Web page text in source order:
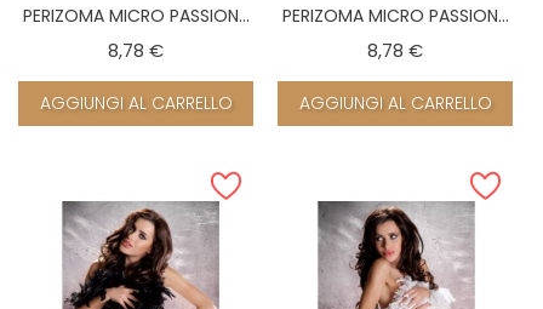
PERIZOMA MICRO PASSION...
8,78 €Prezzo
AGGIUNGI AL CARRELLO
PERIZOMA MICRO PASSION...
8,78 €Prezzo
AGGIUNGI AL CARRELLO